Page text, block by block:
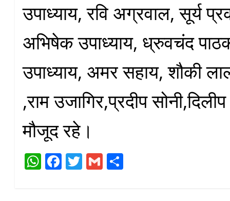
उपाध्याय, रवि अग्रवाल, सूर्य
अभिषेक उपाध्याय, ध्रुवचंद
उपाध्याय, अमर सहाय, शौकी
,राम उजागिर,प्रदीप
मौजूद रहे।
W Fa T
G